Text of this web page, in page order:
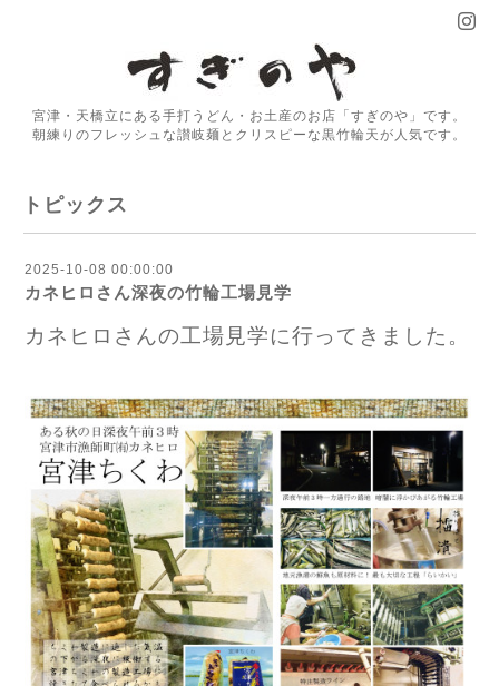
宮津・天橋立にある手打うどん・お土産のお店「すぎのや」です。
朝練りのフレッシュな讃岐麺とクリスピーな黒竹輪天が人気です。
トピックス
2025-10-08 00:00:00
カネヒロさん深夜の竹輪工場見学
カネヒロさんの工場見学に行ってきました。